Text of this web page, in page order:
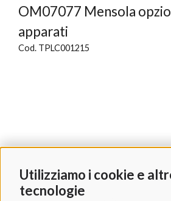
Utilizziamo i cookie e
tecnologie
OM07077 Mensola
apparati
Cod. TPLC001215